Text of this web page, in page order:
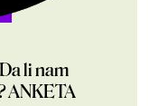
li nam
ANKETA